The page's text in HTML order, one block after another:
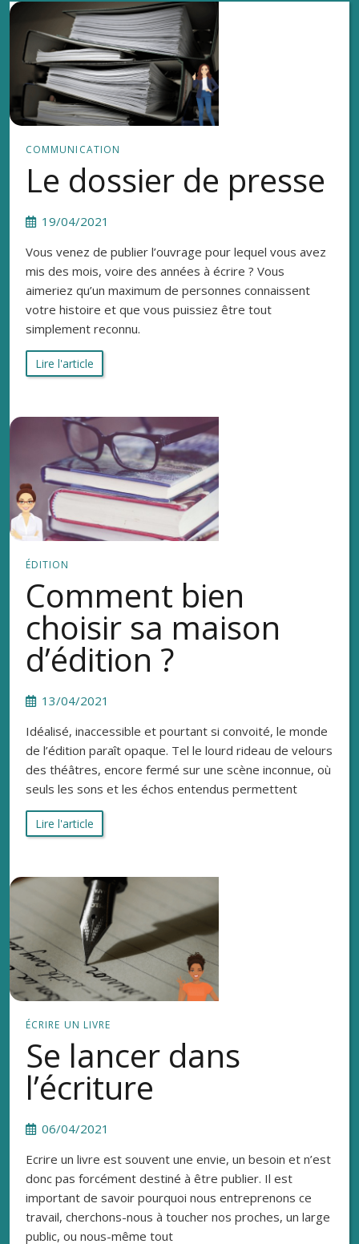
COMMUNICATION
Le dossier de presse
19/04/2021
Vous venez de publier l’ouvrage pour lequel vous avez
mis des mois, voire des années à écrire ? Vous
aimeriez qu’un maximum de personnes connaissent
votre histoire et que vous puissiez être tout
simplement reconnu.
Lire l'article
ÉDITION
Comment bien
choisir sa maison
d’édition ?
13/04/2021
Idéalisé, inaccessible et pourtant si convoité, le monde
de l’édition paraît opaque. Tel le lourd rideau de velours
des théâtres, encore fermé sur une scène inconnue, où
seuls les sons et les échos entendus permettent
Lire l'article
ÉCRIRE UN LIVRE
Se lancer dans
l’écriture
06/04/2021
Ecrire un livre est souvent une envie, un besoin et n’est
donc pas forcément destiné à être publier. Il est
important de savoir pourquoi nous entreprenons ce
travail, cherchons-nous à toucher nos proches, un large
public, ou nous-même tout